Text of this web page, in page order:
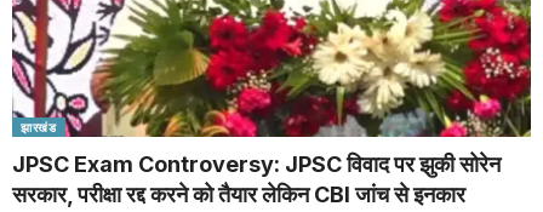
झारखंड
JPSC Exam Controversy: JPSC विवाद पर झुकी सोरेन
सरकार, परीक्षा रद्द करने को तैयार लेकिन CBI जांच से इनकार